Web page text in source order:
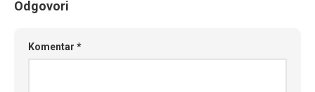
Odgovori
Komentar *